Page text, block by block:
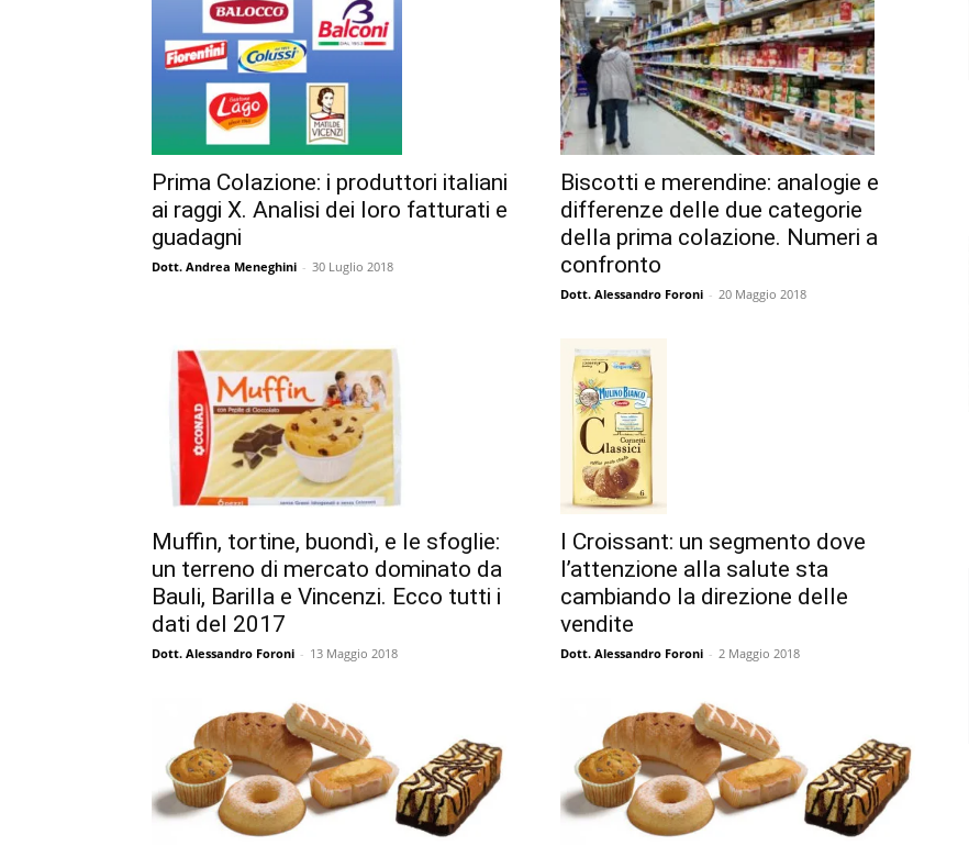
Prima Colazione: i produttori italiani
ai raggi X. Analisi dei loro fatturati e
guadagni
Dott. Andrea Meneghini - 30 Luglio 2018
Biscotti e merendine: analogie e
differenze delle due categorie
della prima colazione. Numeri a
confronto
Dott. Alessandro Foroni - 20 Maggio 2018
Muffin, tortine, buondì, e le sfoglie:
un terreno di mercato dominato da
Bauli, Barilla e Vincenzi. Ecco tutti i
dati del 2017
Dott. Alessandro Foroni - 13 Maggio 2018
I Croissant: un segmento dove
l’attenzione alla salute sta
cambiando la direzione delle
vendite
Dott. Alessandro Foroni - 2 Maggio 2018